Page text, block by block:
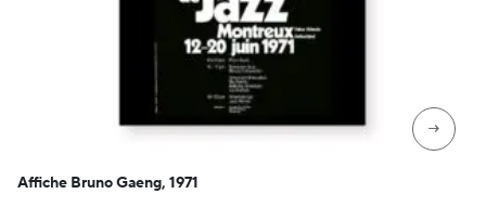
→
Affiche Bruno Gaeng, 1971